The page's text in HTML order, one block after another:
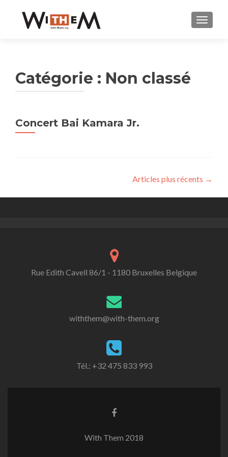
Catégorie : Non classé
Concert Bai Kamara Jr.
Navigation des articles
Articles plus récents →
Rue Edith Cavell 86/1 - 1180 Bruxelles Belgique
withthem@with-them.org
Tél.: +32 475 833 993
Lien
With Them 2018